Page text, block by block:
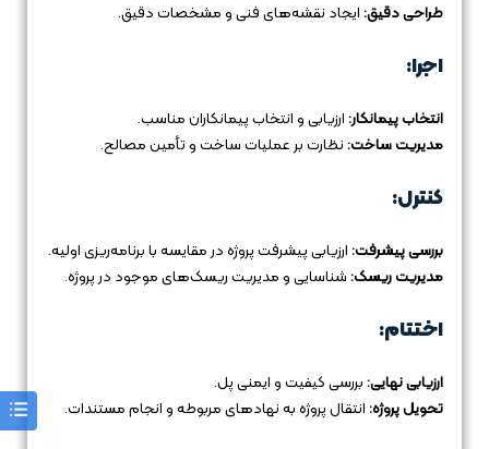
طراحی دقیق:ایجاد نقشه‌های فنی و مشخصات دقیق.
اجرا:
انتخاب پیمانکار:ارزیابی و انتخاب پیمانکاران مناسب.
مدیریت ساخت:نظارت بر عملیات ساخت و تأمین مصالح.
کنترل:
بررسی پیشرفت:ارزیابی پیشرفت پروژه در مقایسه با برنامه‌ریزی اولیه.
مدیریت ریسک:شناسایی و مدیریت ریسک‌های موجود در پروژه.
اختتام:
ارزیابی نهایی:بررسی کیفیت و ایمنی پل.
تحویل پروژه:انتقال پروژه به نهادهای مربوطه و انجام مستندات.